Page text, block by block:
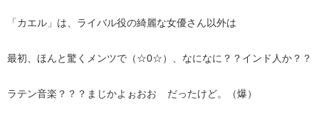
「カエル」は、ライバル役の綺麗な女優さん以外は
最初、ほんと驚くメンツで（☆0☆）、なになに？？インド人か？？
ラテン音楽？？？まじかよぉおお だったけど。（爆）